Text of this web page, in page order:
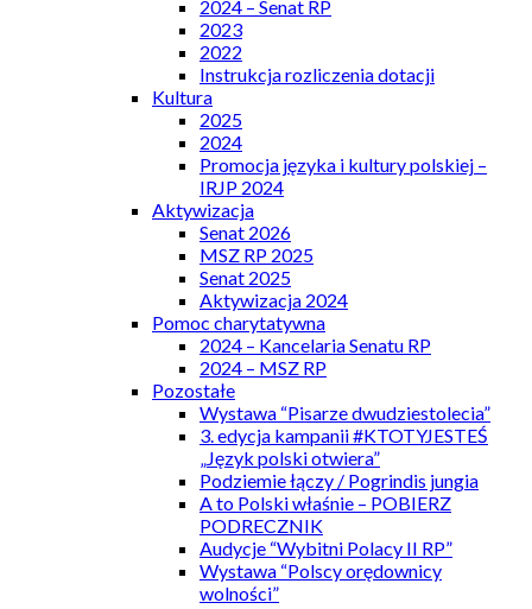
2024 – Senat RP
2023
2022
Instrukcja rozliczenia dotacji
Kultura
2025
2024
Promocja języka i kultury polskiej –
IRJP 2024
Aktywizacja
Senat 2026
MSZ RP 2025
Senat 2025
Aktywizacja 2024
Pomoc charytatywna
2024 – Kancelaria Senatu RP
2024 – MSZ RP
Pozostałe
Wystawa “Pisarze dwudziestolecia”
3. edycja kampanii #KTOTYJESTEŚ
„Język polski otwiera”
Podziemie łączy / Pogrindis jungia
A to Polski właśnie – POBIERZ
PODRECZNIK
Audycje “Wybitni Polacy II RP”
Wystawa “Polscy orędownicy
wolności”